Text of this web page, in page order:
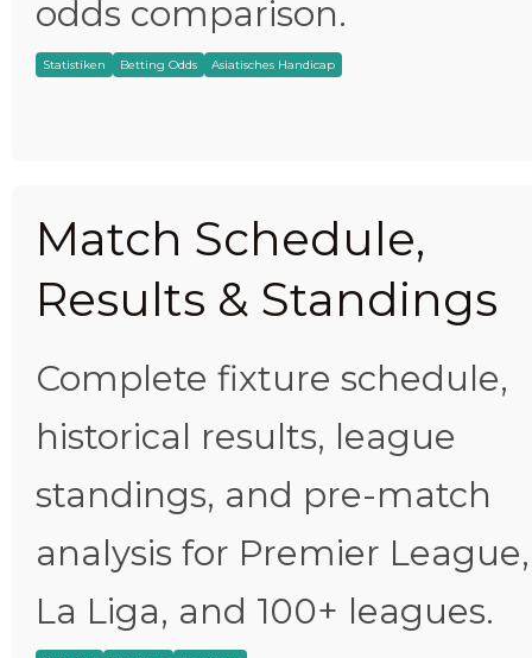
odds comparison.
Statistiken Betting Odds Asiatisches Handicap
Match Schedule,
Results & Standings
Complete fixture schedule,
historical results, league
standings, and pre-match
analysis for Premier League,
La Liga, and 100+ leagues.